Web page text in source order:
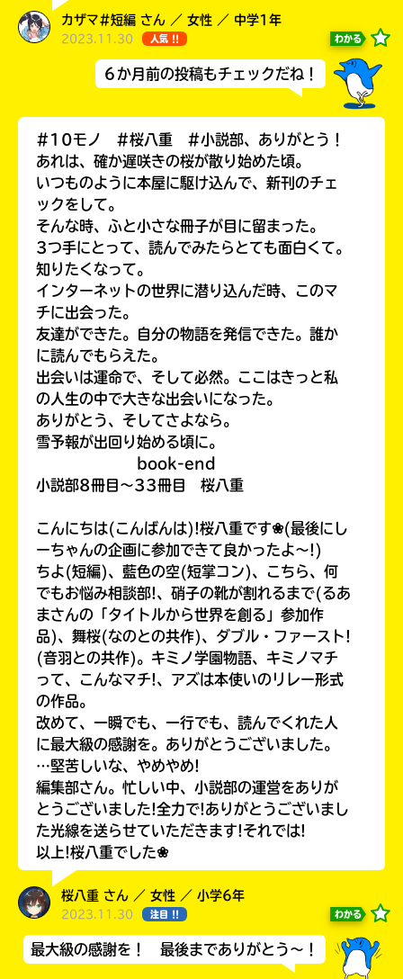
キミに
キーワードから探す
オフィシャルアカウント
SNSでシェアする
カザマ#短編 さん ／ 女性 ／ 中学1年
2023.11.30 人気 !! わかる
６か月前の投稿もチェックだね！
#10モノ #桜八重 #小説部、ありがとう！
あれは、確か遅咲きの桜が散り始めた頃。
いつものように本屋に駆け込んで、新刊のチェ
ックをして。
そんな時、ふと小さな冊子が目に留まった。
3つ手にとって、読んでみたらとても面白くて。
知りたくなって。
インターネットの世界に潜り込んだ時、このマ
チに出会った。
友達ができた。自分の物語を発信できた。誰か
に読んでもらえた。
出会いは運命で、そして必然。ここはきっと私
の人生の中で大きな出会いになった。
ありがとう、そしてさよなら。
雪予報が出回り始める頃に。
book-end
小説部8冊目〜33冊目 桜八重
こんにちは(こんばんは)!桜八重です❀(最後にし
ーちゃんの企画に参加できて良かったよ〜!)
ちよ(短編)、藍色の空(短掌コン)、こちら、何
でもお悩み相談部!、硝子の靴が割れるまで(るあ
まさんの「タイトルから世界を創る」参加作
品)、舞桜(なのとの共作)、ダブル・ファースト!
(音羽との共作)。キミノ学園物語、キミノマチ
って、こんなマチ!、アズは本使いのリレー形式
の作品。
改めて、一瞬でも、一行でも、読んでくれた人
に最大級の感謝を。ありがとうございました。
…堅苦しいな、やめやめ!
編集部さん。忙しい中、小説部の運営をありが
とうございました!全力で!ありがとうございまし
た光線を送らせていただきます!それでは!
以上!桜八重でした❀
桜八重 さん ／ 女性 ／ 小学6年
2023.11.30 注目 !! わかる
最大級の感謝を！ 最後までありがとう～！